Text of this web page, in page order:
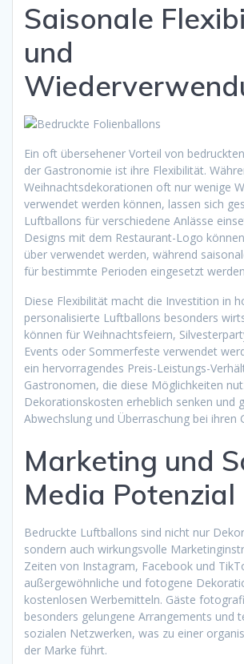
Saisonale
und
Ein oft übersehener Vorteil von
der Gastronomie ist ihre Flexibilität.
Weihnachtsdekorationen oft nur wenige
verwendet werden können, lassen sich
Luftballons für verschiedene Anlässe
Designs mit dem Restaurant-Logo
über verwendet werden, während
für bestimmte Perioden eingesetzt
Diese Flexibilität macht die Investition in
personalisierte Luftballons besonders
können für Weihnachtsfeiern,
Events oder Sommerfeste verwendet
ein hervorragendes Preis-Leistungs-
Gastronomen, die diese Möglichkeiten
Dekorationskosten erheblich senken und
Abwechslung und Überraschung bei ihren
Marketing und
Media Potenzial
Bedruckte Luftballons sind nicht nur
sondern auch wirkungsvolle
Zeiten von Instagram, Facebook und
außergewöhnliche und fotogene
kostenlosen Werbemitteln. Gäste
besonders gelungene Arrangements und
sozialen Netzwerken, was zu einer
der Marke führt.